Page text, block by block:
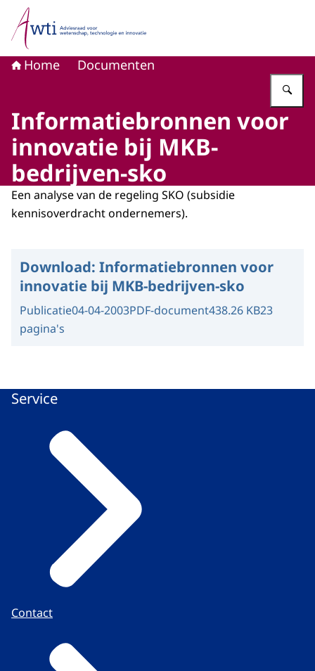
Naar de homepage van Adviesraad voor wetenschap,
Home Documenten
Informatiebronnen voor
innovatie bij MKB-
bedrijven-sko
Een analyse van de regeling SKO (subsidie
kennisoverdracht ondernemers).
Download: Informatiebronnen voor
innovatie bij MKB-bedrijven-sko
Publicatie04-04-2003PDF-document438.26 KB23
pagina's
Service
Contact